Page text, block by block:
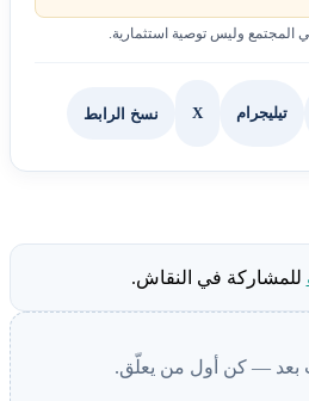
وليس توصية استثمارية.
تيليجرام X نسخ الرابط
للمشاركة في النقاش.
بعد — كن أول من يعلّق.